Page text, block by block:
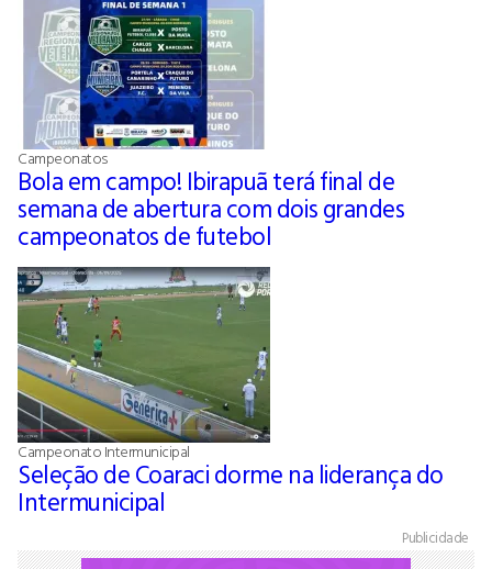
Campeonatos
Bola em campo! Ibirapuã terá final de
semana de abertura com dois grandes
campeonatos de futebol
Campeonato Intermunicipal
Seleção de Coaraci dorme na liderança do
Intermunicipal
Publicidade